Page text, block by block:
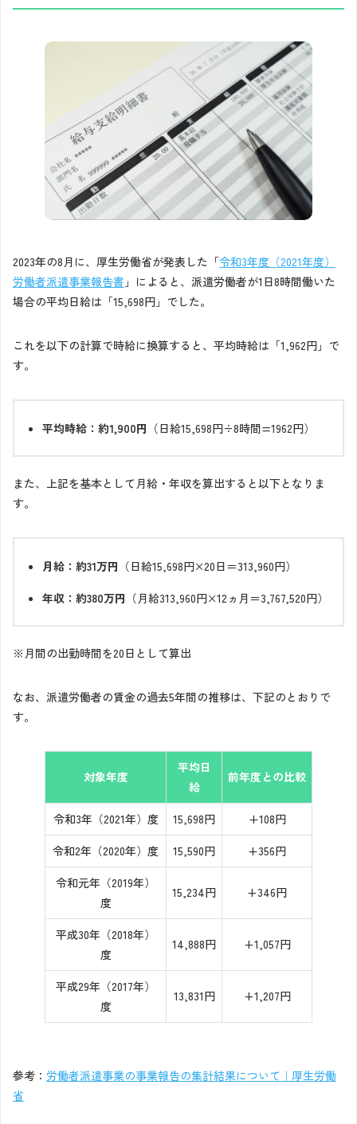
2023年の8月に、厚生労働省が発表した「令和3年度（2021年度）
労働者派遣事業報告書 」によると、派遣労働者が1日8時間働いた
場合の平均日給は「15,698円」でした。
これを以下の計算で時給に換算すると、平均時給は「1,962円」で
す。
平均時給：約1,900円 （日給15,698円÷8時間=1962円）
また、上記を基本として月給・年収を算出すると以下となりま
す。
月給：約31万円 （日給15,698円×20日＝313,960円）
年収：約380万円 （月給313,960円×12ヵ月＝3,767,520円）
※月間の出勤時間を20日として算出
なお、派遣労働者の賃金の過去5年間の推移は、下記のとおりで
す。
対象年度
平均日
給
前年度との比較
令和3年（2021年）度 15,698円
+108円
令和2年（2020年）度
15,590円
+356円
令和元年（2019年）
度
15,234円 +346円
平成30年（2018年）
度
14,888円 +1,057円
平成29年（2017年）
度
13,831円 +1,207円
参考： 労働者派遣事業の事業報告の集計結果について｜厚生労働
省